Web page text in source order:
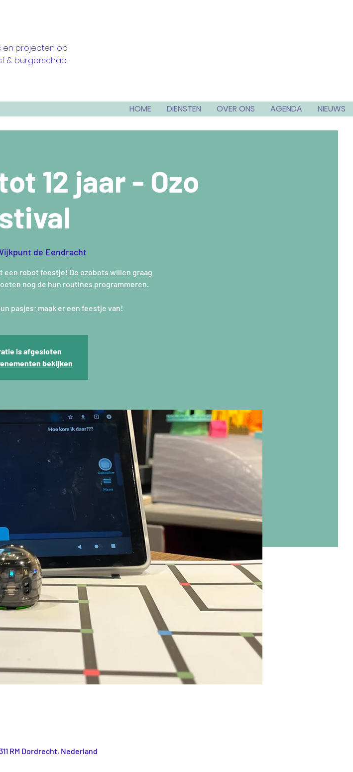
en projecten op
& burgerschap.
HOME DIENSTEN OVER ONS AGENDA NIEUWS
12 jaar - Ozo
de Eendracht
een robot feestje! De ozobots willen graag
nog de hun routines programmeren.
pasjes; maak er een feestje van!
is afgesloten
bekijken
RM Dordrecht, Nederland